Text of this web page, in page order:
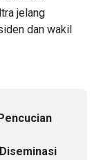
jelang
dan wakil